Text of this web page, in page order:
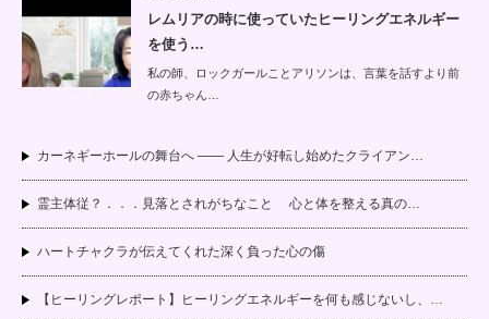
レムリアの時に使っていたヒーリングエネルギー
を使う…
私の師、ロックガールことアリソンは、言葉を話すより前
の赤ちゃん…
カーネギーホールの舞台へ —— 人生が好転し始めたクライアン…
霊主体従？．．．見落とされがちなこと 心と体を整える真の…
ハートチャクラが伝えてくれた深く負った心の傷
【ヒーリングレポート】ヒーリングエネルギーを何も感じないし、…